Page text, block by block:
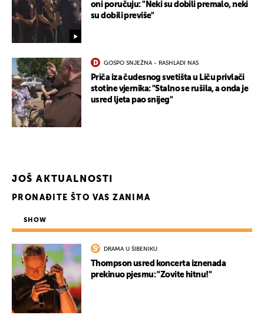
oni poručuju: "Neki su dobili premalo, neki
su dobili previše"
GOSPO SNJEŽNA - RASHLADI NAS
Priča iza čudesnog svetišta u Liču privlači
stotine vjernika: "Stalno se rušila, a onda je
usred ljeta pao snijeg"
JOŠ AKTUALNOSTI
PRONAĐITE ŠTO VAS ZANIMA
SHOW
DRAMA U ŠIBENIKU
Thompson usred koncerta iznenada
prekinuo pjesmu: "Zovite hitnu!"